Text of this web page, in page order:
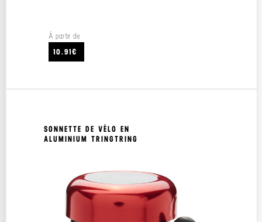
À partir de
10.91€
SONNETTE DE VÉLO EN
ALUMINIUM TRINGTRING